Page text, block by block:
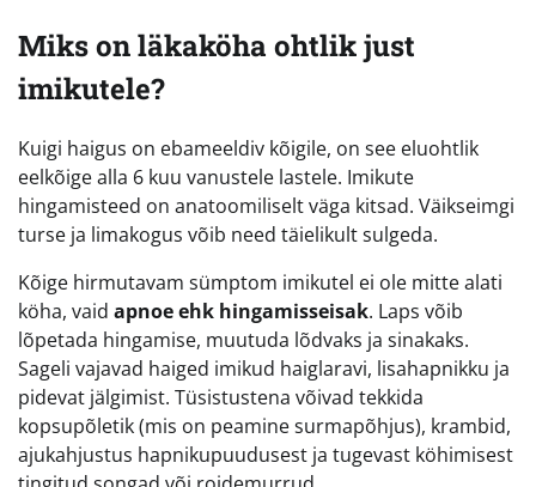
Miks on läkaköha ohtlik just
imikutele?
Kuigi haigus on ebameeldiv kõigile, on see eluohtlik
eelkõige alla 6 kuu vanustele lastele. Imikute
hingamisteed on anatoomiliselt väga kitsad. Väikseimgi
turse ja limakogus võib need täielikult sulgeda.
Kõige hirmutavam sümptom imikutel ei ole mitte alati
köha, vaid apnoe ehk hingamisseisak. Laps võib
lõpetada hingamise, muutuda lõdvaks ja sinakaks.
Sageli vajavad haiged imikud haiglaravi, lisahapnikku ja
pidevat jälgimist. Tüsistustena võivad tekkida
kopsupõletik (mis on peamine surmapõhjus), krambid,
ajukahjustus hapnikupuudusest ja tugevast köhimisest